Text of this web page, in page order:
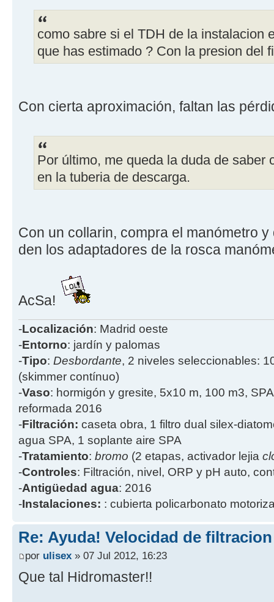
como sabre si el TDH de la instalacion
que has estimado ? Con la presion del
Con cierta aproximación, faltan las
Por último, me queda la duda de saber
en la tuberia de descarga.
Con un collarin, compra el manómetro
den los adaptadores de la rosca
AcSa!
-Localización: Madrid oeste
-Entorno: jardín y palomas
-Tipo: Desbordante, 2 niveles seleccionables:
(skimmer contínuo)
-Vaso: hormigón y gresite, 5x10 m, 100 m3,
reformada 2016
-Filtración: caseta obra, 1 filtro dual silex-
agua SPA, 1 soplante aire SPA
-Tratamiento: bromo (2 etapas, activador lejia
-Controles: Filtración, nivel, ORP y pH auto,
-Antigüedad agua: 2016
-Instalaciones: : cubierta policarbonato
Re: Ayuda! Velocidad de
por ulisex » 07 Jul 2012, 16:23
Que tal Hidromaster!!